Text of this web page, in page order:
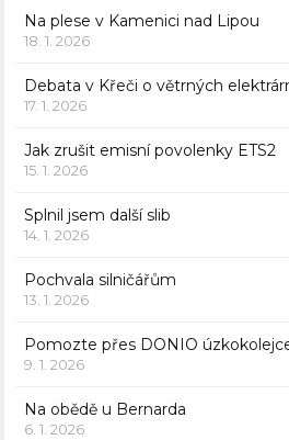
Na plese v Kamenici nad Lipou
18. 1. 2026
Debata v Křeči o větrných
17. 1. 2026
Jak zrušit emisní povolenky ETS2
15. 1. 2026
Splnil jsem další slib
14. 1. 2026
Pochvala silničářům
13. 1. 2026
Pomozte přes DONIO
9. 1. 2026
Na obědě u Bernarda
6. 1. 2026